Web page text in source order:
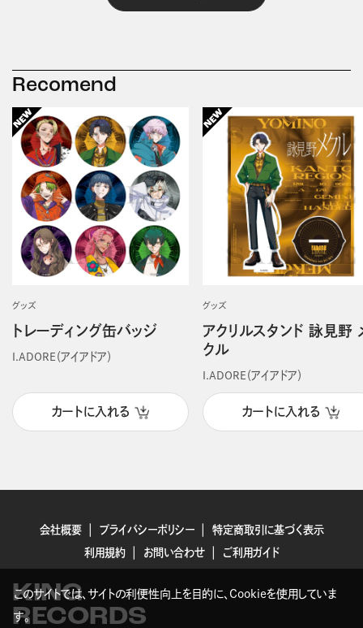
Recomend
グッズ
トレーディング缶バッジ
I.ADORE（アイアドア）
カートに入れる
グッズ
アクリルスタンド 詠見野
クル
I.ADORE（アイアドア）
カートに入れる
会社概要 プライバシーポリシー
特定商取引に基づく表示
利用規約
お問い合わせ ご利用ガイド
KING
RECORDS
このサイトでは、サイトの利便性向上を目的に、Cookieを使用していま
す。